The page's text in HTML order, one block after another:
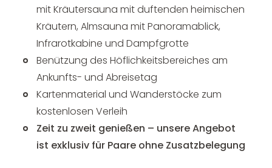
mit Kräutersauna mit duftenden heimischen
Kräutern, Almsauna mit Panoramablick,
Infrarotkabine und Dampfgrotte
Benützung des Höflichkeitsbereiches am
Ankunfts- und Abreisetag
Kartenmaterial und Wanderstöcke zum
kostenlosen Verleih
Zeit zu zweit genießen – unsere Angebot
ist exklusiv für Paare ohne Zusatzbelegung